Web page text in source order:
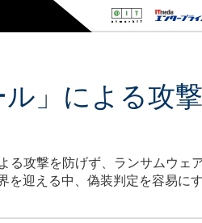
」による攻
攻撃を防げず、ランサムウェ
迎える中、偽装判定を容易に